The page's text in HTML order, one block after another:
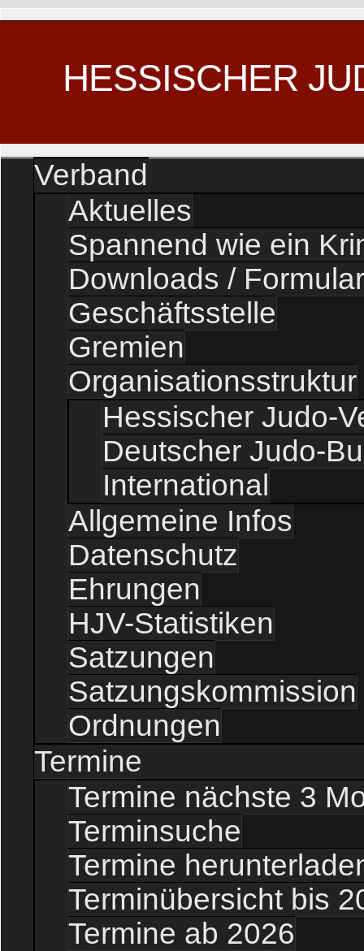
HESSISCHER
Verband
Aktuelles
Spannend wie ein
Downloads /
Geschäftsstelle
Gremien
Organisationsstruktur
Hessischer Judo-
Deutscher Judo-
International
Allgemeine Infos
Datenschutz
Ehrungen
HJV-Statistiken
Satzungen
Satzungskommission
Ordnungen
Termine
Termine nächste 3
Terminsuche
Termine
Terminübersicht bis
Termine ab 2026